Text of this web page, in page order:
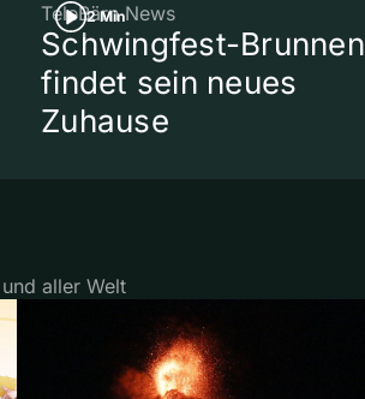
2 Min
TeleBärn News
Schwingfest-Brunnen
findet sein neues
Zuhause
aller Welt